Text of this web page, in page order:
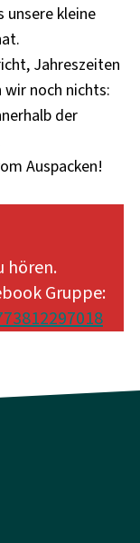
unsere kleine
Jahreszeiten
noch nichts:
der
Auspacken!
hören.
Gruppe: